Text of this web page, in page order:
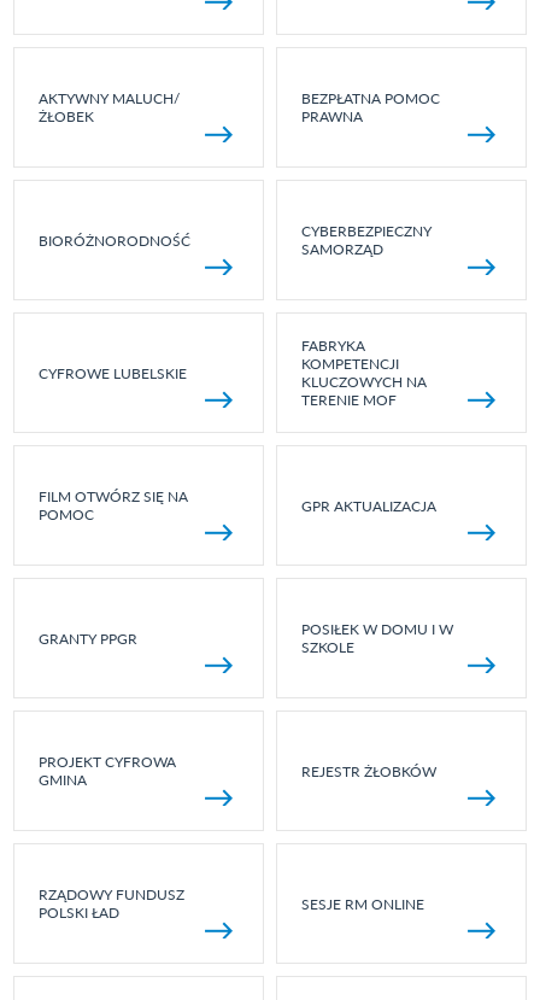
AKTYWNY MALUCH/
ŻŁOBEK
BEZPŁATNA POMOC
PRAWNA
BIORÓŻNORODNOŚĆ
CYBERBEZPIECZNY
SAMORZĄD
CYFROWE LUBELSKIE
FABRYKA
KOMPETENCJI
KLUCZOWYCH NA
TERENIE MOF
FILM OTWÓRZ SIĘ NA
POMOC
GPR AKTUALIZACJA
GRANTY PPGR
POSIŁEK W DOMU I W
SZKOLE
PROJEKT CYFROWA
GMINA
REJESTR ŻŁOBKÓW
RZĄDOWY FUNDUSZ
POLSKI ŁAD
SESJE RM ONLINE